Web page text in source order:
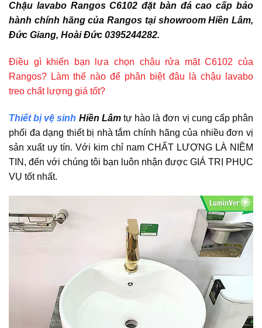
Chậu lavabo Rangos C6102 đặt bàn đá cao cấp bảo
hành chính hãng của Rangos tại showroom Hiền Lâm,
Đức Giang, Hoài Đức 0395244282.
Điều gì khiến bạn lựa chọn chậu rửa mặt C6102 của
Rangos? Làm thế nào để phân biệt đâu là chậu lavabo
treo chất lượng giá tốt?
Thiết bị vệ sinh Hiền Lâmtự hào là đơn vị cung cấp phân
phối đa dạng thiết bị nhà tắm chính hãng của nhiều đơn vị
sản xuất uy tín. Với kim chỉ nam CHẤT LƯỢNG LÀ NIỀM
TIN, đến với chúng tôi bạn luôn nhận được GIÁ TRỊ PHỤC
VỤ tốt nhất.